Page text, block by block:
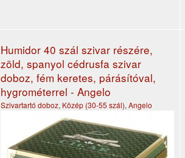
Humidor 40 szál szivar részére,
zöld, spanyol cédrusfa szivar
doboz, fém keretes, párásítóval,
hygrométerrel - Angelo
Szivartartó doboz, Közép (30-55 szál), Angelo